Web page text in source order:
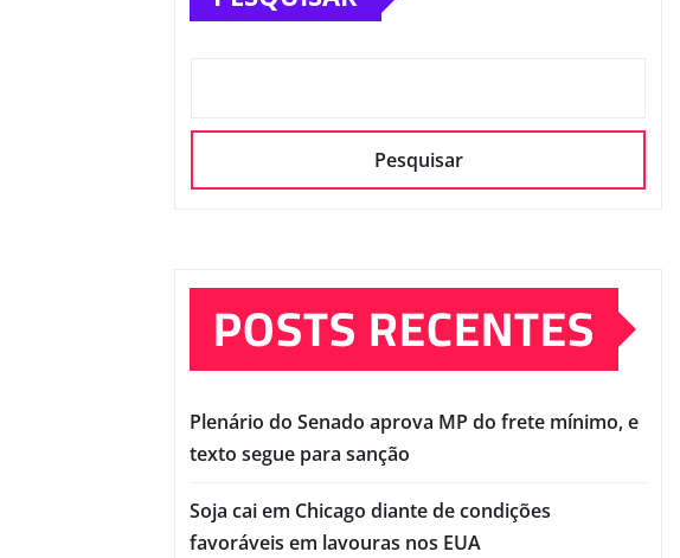
Pesquisar
POSTS RECENTES
Plenário do Senado aprova MP do frete mínimo, e
texto segue para sanção
Soja cai em Chicago diante de condições
favoráveis em lavouras nos EUA